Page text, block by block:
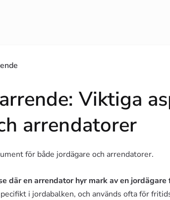
Viktiga
arrendatorer
för både jordägare och arrendatorer.
där en arrendator hyr mark av en
i jordabalken, och används ofta för